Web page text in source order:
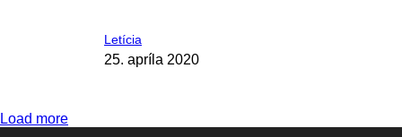
Letícia
25. apríla 2020
Load more